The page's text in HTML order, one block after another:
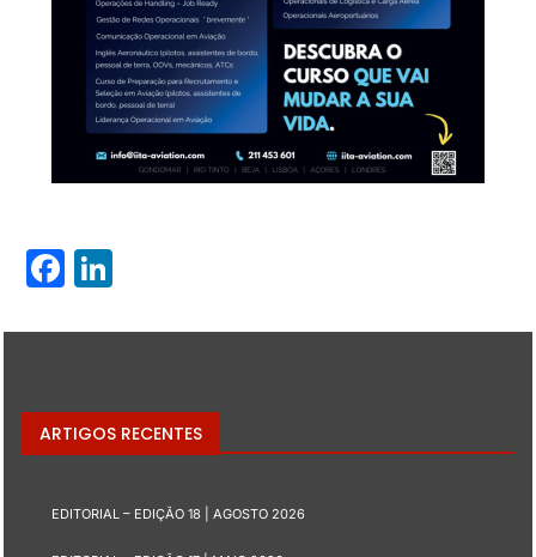
Facebook
ARTIGOS RECENTES
EDITORIAL – EDIÇÃO 18 | AGOSTO 2026